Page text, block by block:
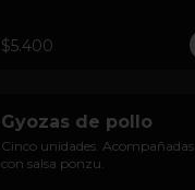
$5.400
Gyozas de pollo
Cinco unidades. Acompañadas
con salsa ponzu.